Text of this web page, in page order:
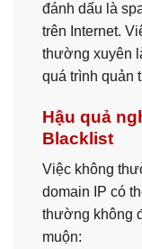
đánh dấu là
trên Internet.
thường xuyên
quá trình quản
Hậu quả
Blacklist
Việc không
domain IP có
thường không
muộn: